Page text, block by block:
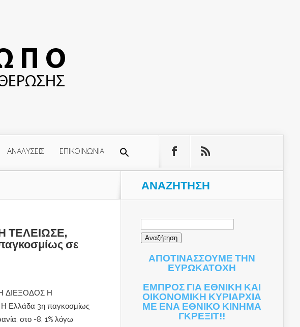
ΑΝΑΛΥΣΕΙΣ ΕΠΙΚΟΙΝΩΝΙΑ
ΤΕΛΕΙΩΣΕ,
σε
ΔΙΕΞΟΔΟΣ Η
Ελλάδα 3η παγκοσμίως
στο -8, 1% λόγω
ΑΝΑΖΉΤΗΣΗ
Αναζήτηση
ΑΠΟΤΙΝΑΣΣΟΥΜΕ ΤΗΝ
ΕΥΡΩΚΑΤΟΧΗ
ΕΜΠΡΟΣ ΓΙΑ ΕΘΝΙΚΗ ΚΑΙ
ΟΙΚΟΝΟΜΙΚΗ ΚΥΡΙΑΡΧΙΑ
ΜΕ ΕΝΑ ΕΘΝΙΚΟ ΚΙΝΗΜΑ
ΓΚΡΕΞΙΤ!!